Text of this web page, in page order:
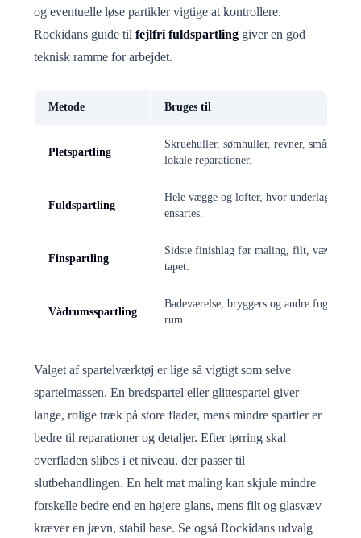
og eventuelle løse partikler vigtige at kontrollere.
Rockidans guide til fejlfri fuldspartling giver en god
teknisk ramme for arbejdet.
Metode Bruges til
Pletspartling
Skruehuller, sømhuller, revner, småskader
lokale reparationer.
Fuldspartling
Hele vægge og lofter, hvor underlaget skal
ensartes.
Finspartling
Sidste finishlag før maling, filt, væv eller
tapet.
Vådrumsspartling
Badeværelse, bryggers og andre
rum.
Valget af spartelværktøj er lige så vigtigt som selve
spartelmassen. En bredspartel eller glittespartel giver
lange, rolige træk på store flader, mens mindre spartler er
bedre til reparationer og detaljer. Efter tørring skal
overfladen slibes i et niveau, der passer til
slutbehandlingen. En helt mat maling kan skjule mindre
forskelle bedre end en højere glans, mens filt og glasvæv
kræver en jævn, stabil base. Se også Rockidans udvalg